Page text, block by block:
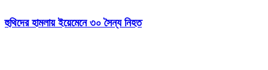
হুথিদের হামলায় ইয়েমেনে ৩০ সৈন্য নিহত